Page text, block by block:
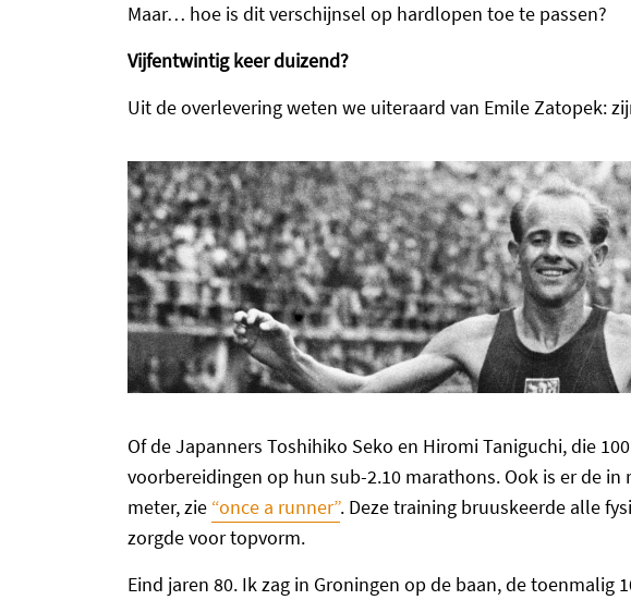
Maar… hoe is dit verschijnsel op hardlopen toe te passen?
Vijfentwintig keer duizend?
Uit de overlevering weten we uiteraard van Emile Zatopek:
Of de Japanners Toshihiko Seko en Hiromi Taniguchi, die
voorbereidingen op hun sub-2.10 marathons. Ook is er de in
meter, zie “once a runner”. Deze training bruuskeerde alle
zorgde voor topvorm.
Eind jaren 80. Ik zag in Groningen op de baan, de